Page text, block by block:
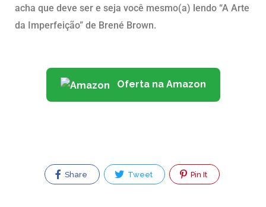
acha que deve ser e seja você mesmo(a) lendo “A Arte
da Imperfeição” de Brené Brown.
Oferta na Amazon
Share Tweet Pin It